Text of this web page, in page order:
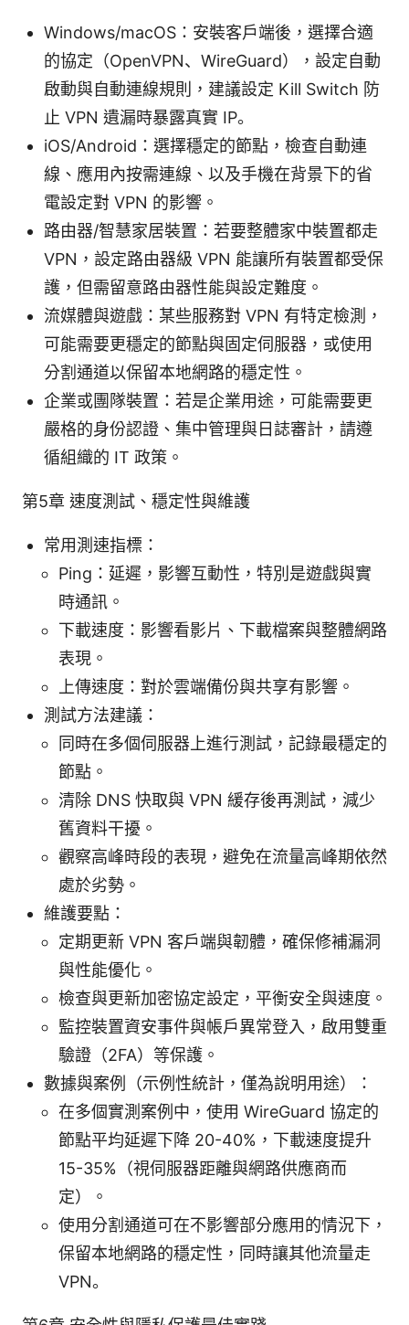
Windows/macOS：安裝客戶端後，選擇合適
的協定（OpenVPN、WireGuard），設定自動
啟動與自動連線規則，建議設定 Kill Switch 防
止 VPN 遺漏時暴露真實 IP。
iOS/Android：選擇穩定的節點，檢查自動連
線、應用內按需連線、以及手機在背景下的省
電設定對 VPN 的影響。
路由器/智慧家居裝置：若要整體家中裝置都走
VPN，設定路由器級 VPN 能讓所有裝置都受保
護，但需留意路由器性能與設定難度。
流媒體與遊戲：某些服務對 VPN 有特定檢測，
可能需要更穩定的節點與固定伺服器，或使用
分割通道以保留本地網路的穩定性。
企業或團隊裝置：若是企業用途，可能需要更
嚴格的身份認證、集中管理與日誌審計，請遵
循組織的 IT 政策。
第5章 速度測試、穩定性與維護
常用測速指標：
Ping：延遲，影響互動性，特別是遊戲與實
時通訊。
下載速度：影響看影片、下載檔案與整體網路
表現。
上傳速度：對於雲端備份與共享有影響。
測試方法建議：
同時在多個伺服器上進行測試，記錄最穩定的
節點。
清除 DNS 快取與 VPN 緩存後再測試，減少
舊資料干擾。
觀察高峰時段的表現，避免在流量高峰期依然
處於劣勢。
維護要點：
定期更新 VPN 客戶端與韌體，確保修補漏洞
與性能優化。
檢查與更新加密協定設定，平衡安全與速度。
監控裝置資安事件與帳戶異常登入，啟用雙重
驗證（2FA）等保護。
數據與案例（示例性統計，僅為說明用途）：
在多個實測案例中，使用 WireGuard 協定的
節點平均延遲下降 20-40%，下載速度提升
15-35%（視伺服器距離與網路供應商而
定）。
使用分割通道可在不影響部分應用的情況下，
保留本地網路的穩定性，同時讓其他流量走
VPN。